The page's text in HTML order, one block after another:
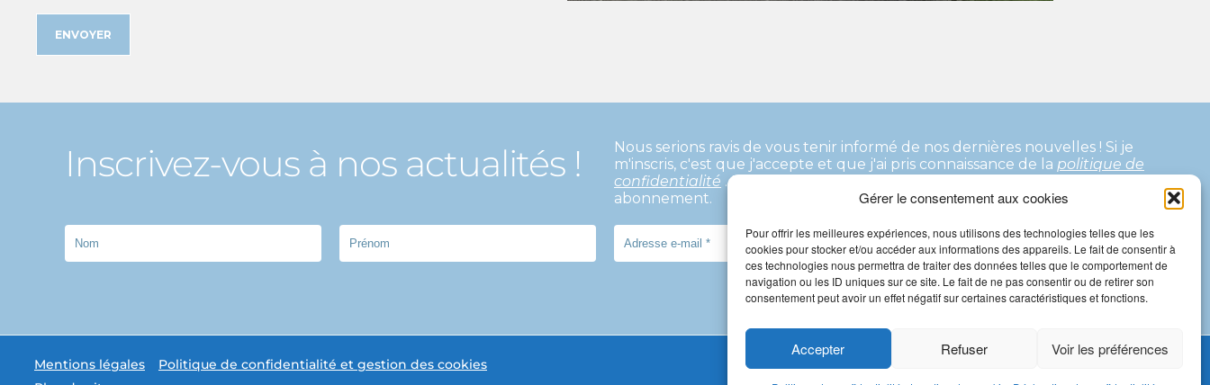
Gérer le consentement aux cookies
Pour offrir les meilleures expériences, nous utilisons des technologies telles que les
cookies pour stocker et/ou accéder aux informations des appareils. Le fait de consentir à
ces technologies nous permettra de traiter des données telles que le comportement de
navigation ou les ID uniques sur ce site. Le fait de ne pas consentir ou de retirer son
consentement peut avoir un effet négatif sur certaines caractéristiques et fonctions.
Accepter Refuser Voir les préférences
Inscrivez-vous à nos actualités ! Nous serions ravis de vous tenir informé de nos dernières nouvelles ! Si je
m'inscris, c'est que j'accepte et que j'ai pris connaissance de la politique de
confidentialité . Un mail de confirmation me parviendra pour valider mon
abonnement.
Mentions légales
Politique de confidentialité et gestion des cookies
Copyrights 2023 - conception :